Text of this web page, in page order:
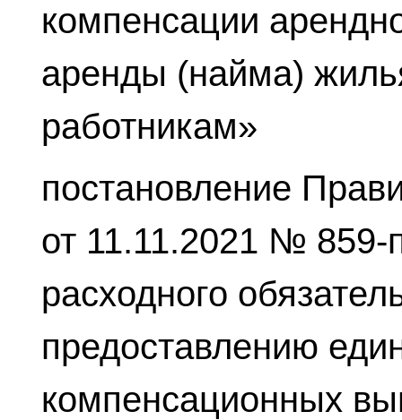
компенсации
аренды (найма)
работникам»
постановление
от 11.11.2021 № 859-
расходного
предоставлению
компенсационных